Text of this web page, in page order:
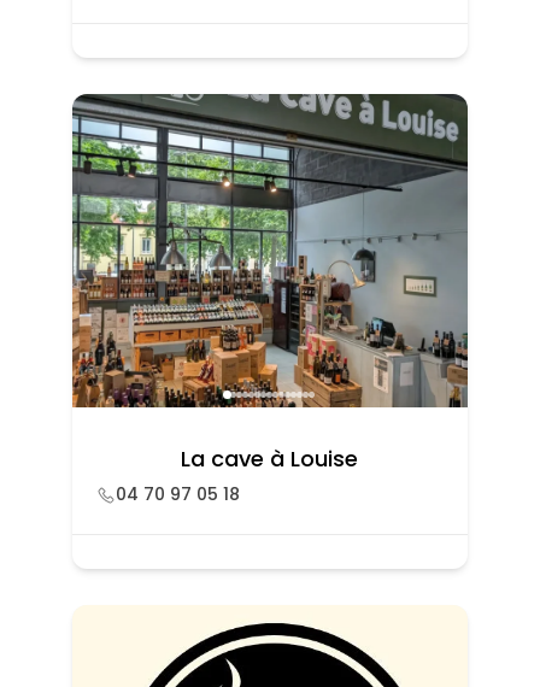
La cave à Louise
04 70 97 05 18